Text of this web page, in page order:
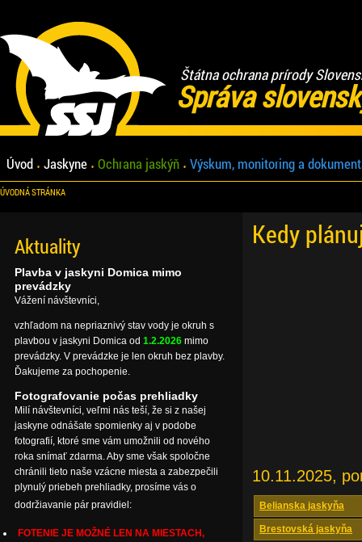
Štátna ochrana prírody
Správa
Úvod Jaskyne Ochrana jaskýň Výskum, monitoring a
ÚVODNÁ STRÁNKA
Kedy
10.11.2025,
Belianska jaskyňa
Brestovská jaskyňa
Aktuality
Plavba v jaskyni Domica mimo
prevádzky
Vážení návštevníci,
vzhľadom na nepriaznivý stav vody je okruh s
plavbou v jaskyni Domica od 1.2.2026 mimo
prevádzky. V prevádzke je len okruh bez plavby.
Ďakujeme za pochopenie.
Fotografovanie počas prehliadky
Milí návštevníci, veľmi nás teší, že si z našej
jaskyne odnášate spomienky aj v podobe
fotografií, ktoré sme vám umožnili od nového
roka snímať zdarma. Aby sme však spoločne
chránili tieto naše vzácne miesta a zabezpečili
plynulý priebeh prehliadky, prosíme vás o
dodržiavanie pár pravidiel:
FOTENIE JE MOŽNÉ LEN NA MIESTACH,